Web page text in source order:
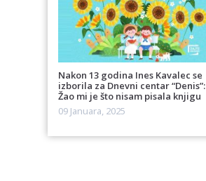
Nakon 13 godina Ines Kavalec se
izborila za Dnevni centar “Denis”:
Žao mi je što nisam pisala knjigu
09 Januara, 2025